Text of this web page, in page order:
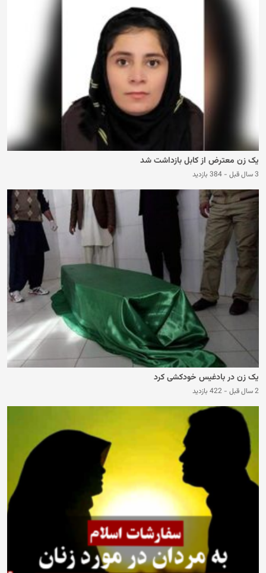
یک زن معترض از کابل بازداشت شد
3 سال قبل - 384 بازدید
یک زن در بادغیس خودکشی کرد
2 سال قبل - 422 بازدید